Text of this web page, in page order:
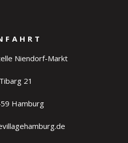
Niendorf-Markt
Tibarg 21
Hamburg